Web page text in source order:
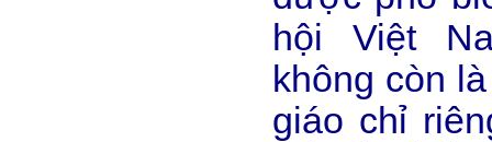
hội Việt
không còn
giáo chỉ